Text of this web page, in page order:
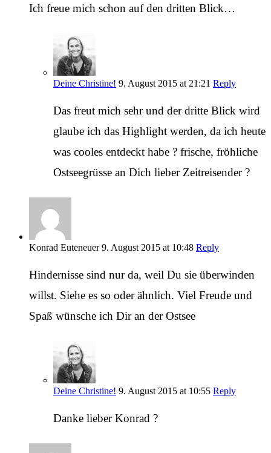
Ich freue mich schon auf den dritten Blick…
Deine Christine! 9. August 2015 at 21:21 Reply
Das freut mich sehr und der dritte Blick wird
glaube ich das Highlight werden, da ich heute
was cooles entdeckt habe ? frische, fröhliche
Ostseegrüsse an Dich lieber Zeitreisender ?
Konrad Euteneuer 9. August 2015 at 10:48 Reply
Hindernisse sind nur da, weil Du sie überwinden
willst. Siehe es so oder ähnlich. Viel Freude und
Spaß wünsche ich Dir an der Ostsee
Deine Christine! 9. August 2015 at 10:55 Reply
Danke lieber Konrad ?